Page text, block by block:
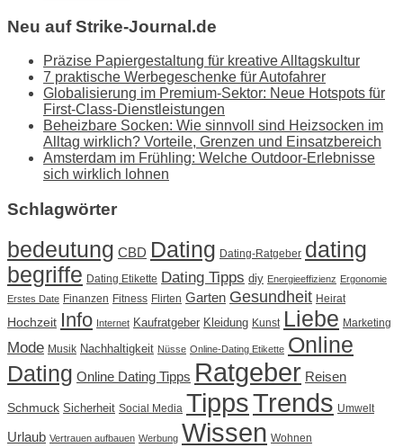
Neu auf Strike-Journal.de
Präzise Papiergestaltung für kreative Alltagskultur
7 praktische Werbegeschenke für Autofahrer
Globalisierung im Premium-Sektor: Neue Hotspots für
First-Class-Dienstleistungen
Beheizbare Socken: Wie sinnvoll sind Heizsocken im
Alltag wirklich? Vorteile, Grenzen und Einsatzbereich
Amsterdam im Frühling: Welche Outdoor-Erlebnisse
sich wirklich lohnen
Schlagwörter
bedeutung CBD Dating Dating-Ratgeber dating
begriffe Dating Etikette Dating Tipps diy Energieeffizienz Ergonomie
Erstes Date Finanzen Fitness Flirten Garten Gesundheit Heirat
Hochzeit Info Internet Kaufratgeber Kleidung Kunst Liebe Marketing
Mode Musik Nachhaltigkeit Nüsse Online-Dating Etikette Online
Dating Online Dating Tipps Ratgeber Reisen
Schmuck Sicherheit Social Media TippsTrends Umwelt
Urlaub Vertrauen aufbauen Werbung Wissen Wohnen